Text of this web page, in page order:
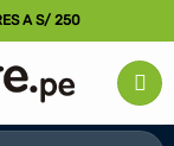
A S/ 250